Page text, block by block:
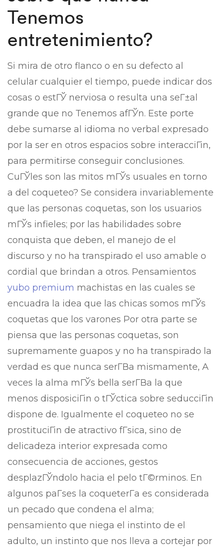
Tenemos
entretenimiento?
Si mira de otro flanco o en su defecto al
celular cualquier el tiempo, puede indicar dos
cosas o estГЎ nerviosa o resulta una seГ±al
grande que no Tenemos afГЎn. Este porte
debe sumarse al idioma no verbal expresado
por la ser en otros espacios sobre interacciГіn,
para permitirse conseguir conclusiones.
CuГЎles son las mitos mГЎs usuales en torno
a del coqueteo? Se considera invariablemente
que las personas coquetas, son los usuarios
mГЎs infieles; por las habilidades sobre
conquista que deben, el manejo de el
discurso y no ha transpirado el uso amable o
cordial que brindan a otros. Pensamientos
yubo premium machistas en las cuales se
encuadra la idea que las chicas somos mГЎs
coquetas que los varones Por otra parte se
piensa que las personas coquetas, son
supremamente guapos y no ha transpirado la
verdad es que nunca serГ­В­a mismamente, A
veces la alma mГЎs bella serГ­В­a la que
menos disposiciГіn o tГЎctica sobre seducciГіn
dispone de. Igualmente el coqueteo no se
prostituciГіn de atractivo fГ­sica, sino de
delicadeza interior expresada como
consecuencia de acciones, gestos
desplazГЎndolo hacia el pelo tГ©rminos. En
algunos paГ­ses la coqueterГ­a es considerada
un pecado que condena el alma;
pensamiento que niega el instinto de el
adulto, un instinto que nos lleva a cortejar por